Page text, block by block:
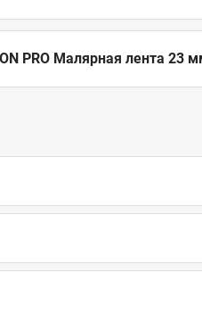
PRO Малярная лента 23